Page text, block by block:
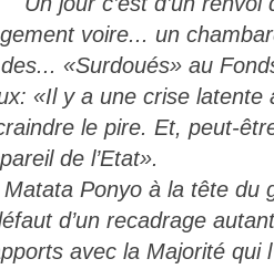
voire... un
«Surdoués» au
«Il y a une crise latente
le pire. Et, peut-
de l’Etat».
Ponyo à la tête du
d’un recadrage
avec la Majorité qui